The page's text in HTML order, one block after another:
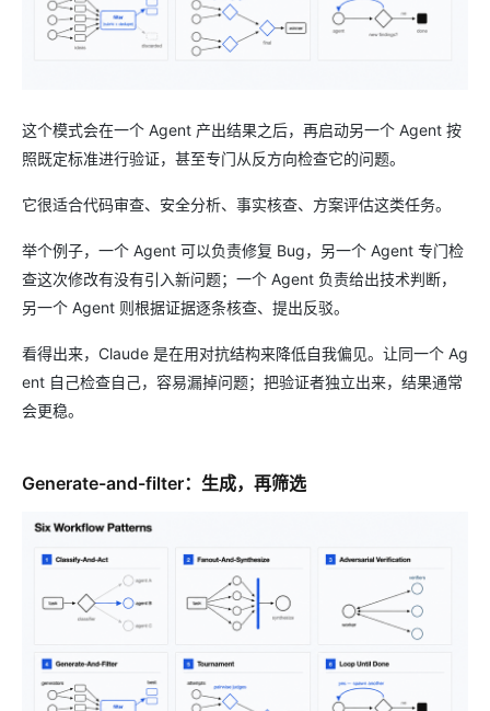
这个模式会在一个 Agent 产出结果之后，再启动另一个 Agent 按
照既定标准进行验证，甚至专门从反方向检查它的问题。
它很适合代码审查、安全分析、事实核查、方案评估这类任务。
举个例子，一个 Agent 可以负责修复 Bug，另一个 Agent 专门检
查这次修改有没有引入新问题；一个 Agent 负责给出技术判断，
另一个 Agent 则根据证据逐条核查、提出反驳。
看得出来，Claude 是在用对抗结构来降低自我偏见。让同一个 Ag
ent 自己检查自己，容易漏掉问题；把验证者独立出来，结果通常
会更稳。
Generate-and-filter：生成，再筛选